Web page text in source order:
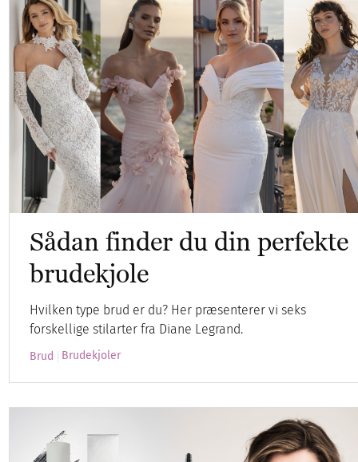
Sådan finder du din perfekte
brudekjole
Hvilken type brud er du? Her præsenterer vi seks
forskellige stilarter fra Diane Legrand.
Brud Brudekjoler